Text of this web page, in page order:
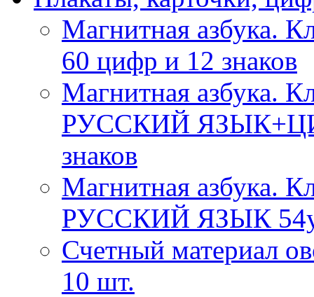
Магнитная азбука.
60 цифр и 12 знаков
Магнитная азбука.
РУССКИЙ
знаков
Магнитная азбука.
РУССКИЙ ЯЗЫК
Счетный материал
10 шт.